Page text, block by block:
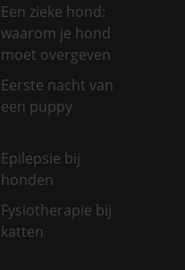
Een zieke hond:
waarom je hond
moet overgeven
Eerste nacht van
een puppy
Epilepsie bij
honden
Fysiotherapie bij
katten